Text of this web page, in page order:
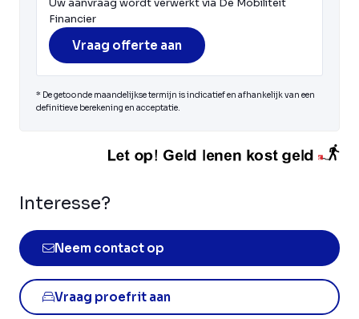
Uw aanvraag wordt verwerkt via De Mobiliteit
Financier
Vraag offerte aan
* De getoonde maandelijkse termijn is indicatief en afhankelijk van een
definitieve berekening en acceptatie.
Interesse?
Neem contact op
Vraag proefrit aan